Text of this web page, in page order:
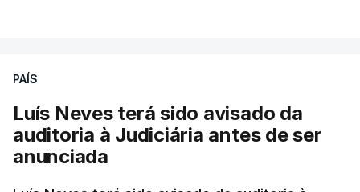
quanto à possibilidade de expulsar do país
cidadãos adultos em situação ilegal, se
tiverem filhos menores.
PAÍS
Luís Neves terá sido avisado da
auditoria à Judiciária antes de ser
anunciada